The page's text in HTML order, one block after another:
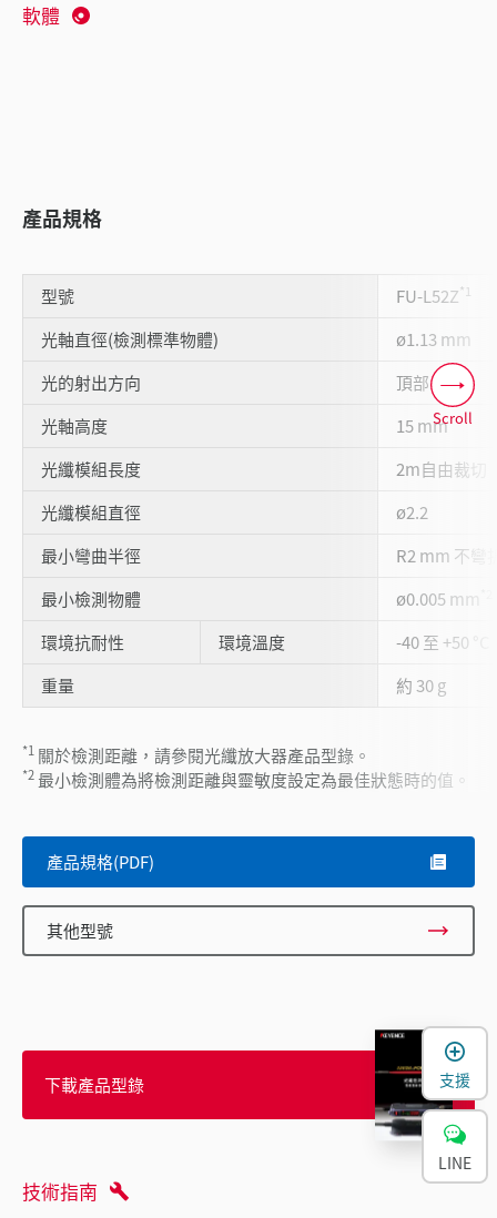
軟體
產品規格
型號 FU-L52Z*1
光軸直徑(檢測標準物體)
ø1.13 mm
光的射出方向
頂部
光軸高度
15 mm
光纖模組長度
2m自由裁切
光纖模組直徑
ø2.2
最小彎曲半徑
R2 mm 不彎
最小檢測物體
ø0.005 mm
環境抗耐性 環境溫度
-40 至 +50 °C
重量
約 30 g
*1 關於檢測距離，請參閱光纖放大器產品型錄。
*2 最小檢測體為將檢測距離與靈敏度設定為最佳狀態時的值。
Scroll
產品規格(PDF)
其他型號
下載產品型錄
技術指南
支援
LINE